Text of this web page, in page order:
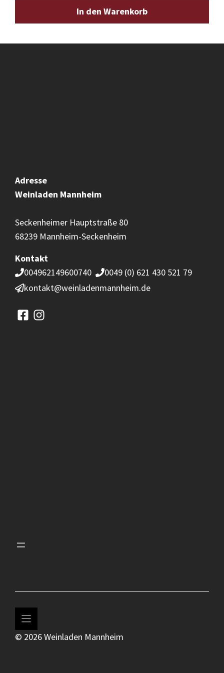
In den Warenkorb
Adresse
Weinladen Mannheim
Seckenheimer Hauptstraße 80
68239 Mannheim-Seckenheim
Kontakt
004962149600740
0049 (0) 621 430 521 79
kontakt@weinladenmannheim.de
© 2026 Weinladen Mannheim